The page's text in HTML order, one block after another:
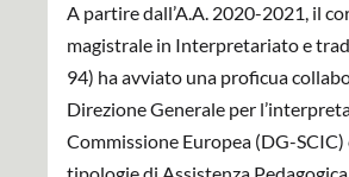
A partire dall’A.A. 2020-2021, il
magistrale in Interpretariato e
94) ha avviato una proficua
Direzione Generale per
Commissione Europea (DG-